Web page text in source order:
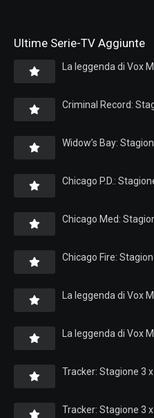
Ultime Serie-TV Aggiunte
La leggenda di Vox
Criminal Record:
Widow’s Bay:
Chicago P.D.:
Chicago Med:
Chicago Fire:
La leggenda di Vox
La leggenda di Vox
Tracker: Stagione 3
Tracker: Stagione 3